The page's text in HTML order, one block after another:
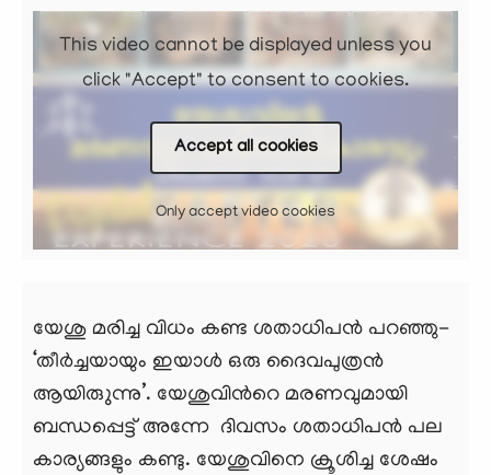
This video cannot be displayed unless you
click "Accept" to consent to cookies.
Accept all cookies
Only accept video cookies
യേശു മരിച്ച വിധം കണ്ട ശതാധിപന്‍ പറഞ്ഞു-
‘തീര്‍ച്ചയായും ഇയാള്‍ ഒരു ദൈവപുത്രന്‍
ആയിരുുന്നു’. യേശുവിന്‍റെ മരണവുമായി
ബന്ധപ്പെട്ട് അന്നേ ദിവസം ശതാധിപന്‍ പല
കാര്യങ്ങളും കണ്ടു. യേശുവിനെ ക്രൂശിച്ച ശേഷം